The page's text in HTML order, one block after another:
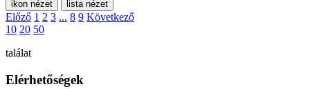
ikon nézet lista nézet
Előző 1 2 3 ... 8 9 Következő
10 20 50
találat
Elérhetőségek